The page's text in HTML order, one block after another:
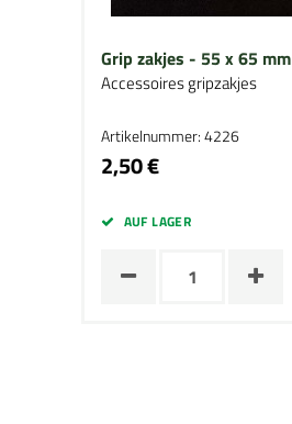
Grip zakjes - 55 x 65 mm
Accessoires gripzakjes
Artikelnummer: 4226
2,50 €
AUF LAGER